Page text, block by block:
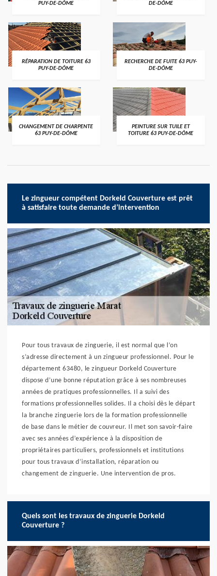
PUY-DE-DÔME
DE-DÔME
RÉPARATION DE TOITURE 63
PUY-DE-DÔME
RECHERCHE DE FUITE 63 PUY-
DE-DÔME
CHANGEMENT DE CHARPENTE
63 PUY-DE-DÔME
PEINTURE SUR TUILE ET
TOITURE 63 PUY-DE-DÔME
Le zingueur compétent Dorkeld Couverture est prêt
à satisfaire toute demande d’intervention
Pour tous travaux de zinguerie, il est normal que l’on
s’adresse directement à un zingueur professionnel. Pour le
département 63480, le zingueur Dorkeld Couverture
dispose d’une bonne réputation grâce à ses nombreuses
années de pratiques professionnelles. Il a suivi des
formations professionnelles solides. Il a choisi dès le départ
la branche zinguerie lors de la formation professionnelle
de base dans le métier de couvreur. Il met son savoir-faire
avec ses années d’expérience à la disposition de
propriétaires particuliers, professionnels et institutions
pour tous travaux d’installation, réparation ou
changement de zinguerie. Une intervention de pros.
Quels sont les travaux de zinguerie Dorkeld
Couverture ?